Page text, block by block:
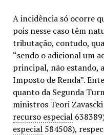
A incidência só ocorre
pois nesse caso têm
tributação, contudo,
“sendo o adicional um
principal, não estando,
Imposto de Renda”.
quanto da Segunda
ministros Teori
recurso especial
especial584508),